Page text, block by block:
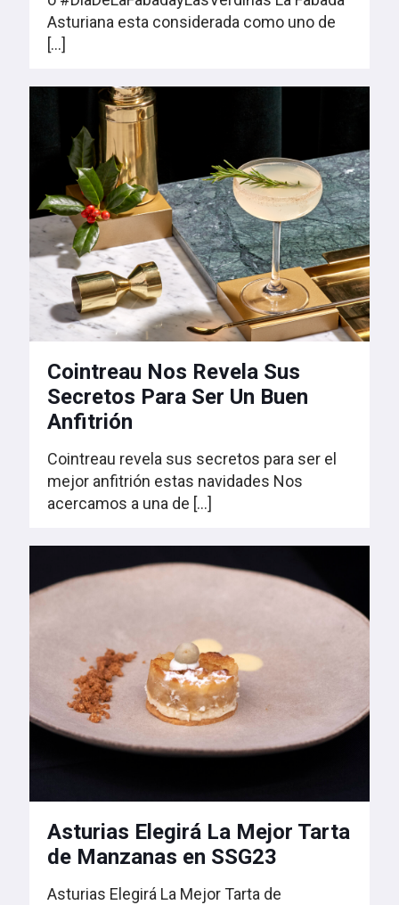
Asturiana esta considerada como uno de
[…]
Cointreau Nos Revela Sus
Secretos Para Ser Un Buen
Anfitrión
Cointreau revela sus secretos para ser el
mejor anfitrión estas navidades Nos
acercamos a una de […]
Asturias Elegirá La Mejor Tarta
de Manzanas en SSG23
Asturias Elegirá La Mejor Tarta de